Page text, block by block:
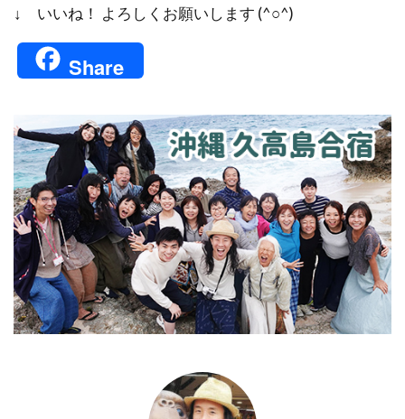
↓ いいね！ よろしくお願いします (^○^)
Share